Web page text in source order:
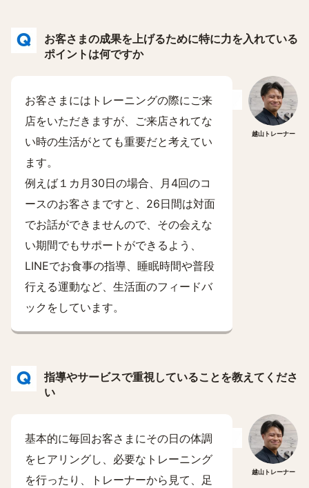
お客さまの成果を上げるために特に力を入れている
ポイントは何ですか
越山トレーナー
お客さまにはトレーニングの際にご来
店をいただきますが、ご来店されてな
い時の生活がとても重要だと考えてい
ます。
例えば１カ月30日の場合、月4回のコ
ースのお客さまですと、26日間は対面
でお話ができませんので、その会えな
い期間でもサポートができるよう、
LINEでお食事の指導、睡眠時間や普段
行える運動など、生活面のフィードバ
ックをしています。
指導やサービスで重視していることを教えてくださ
い
越山トレーナー
基本的に毎回お客さまにその日の体調
をヒアリングし、必要なトレーニング
を行ったり、トレーナーから見て、足